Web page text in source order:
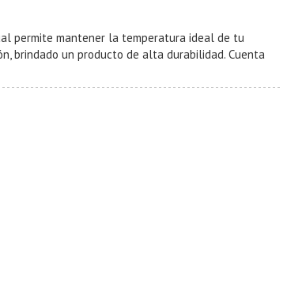
permite mantener la temperatura ideal de tu
brindado un producto de alta durabilidad. Cuenta